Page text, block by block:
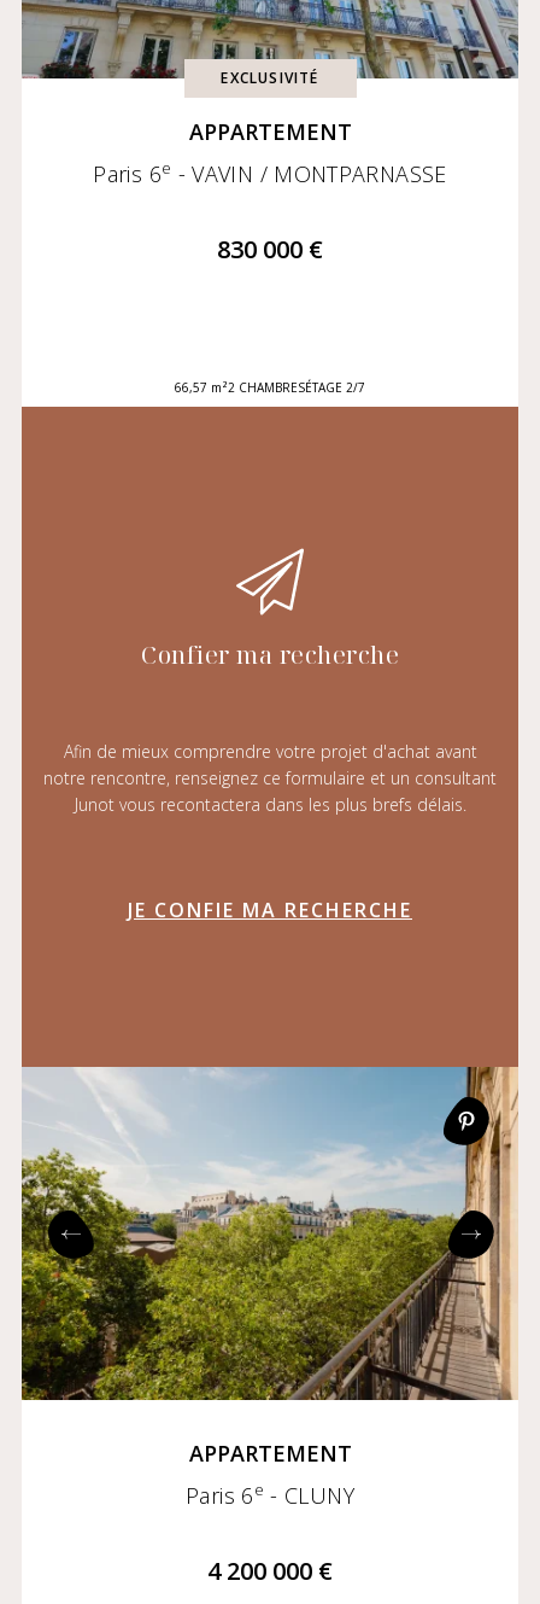
EXCLUSIVITÉ
APPARTEMENT
Paris 6e - VAVIN / MONTPARNASSE
830 000 €
66,57 m²2 CHAMBRESÉTAGE 2/7
Confier ma recherche
Afin de mieux comprendre votre projet d'achat avant
notre rencontre, renseignez ce formulaire et un consultant
Junot vous recontactera dans les plus brefs délais.
JE CONFIE MA RECHERCHE
APPARTEMENT
Paris 6e - CLUNY
4 200 000 €